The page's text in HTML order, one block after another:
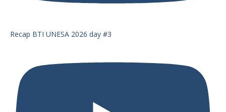
Recap BTI UNESA 2026 day #3